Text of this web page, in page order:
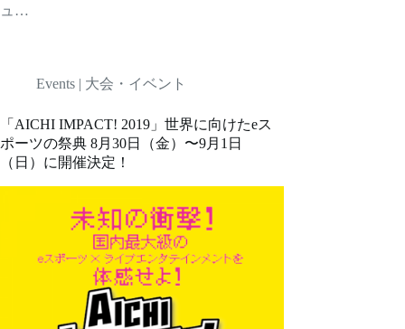
ュ…
Events | 大会・イベント
「AICHI IMPACT! 2019」世界に向けたeス
ポーツの祭典 8月30日（金）〜9月1日
（日）に開催決定！